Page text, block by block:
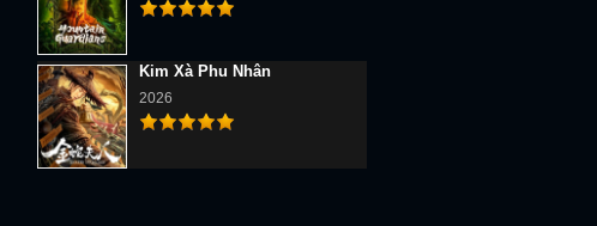
Kim Xà Phu Nhân
2026